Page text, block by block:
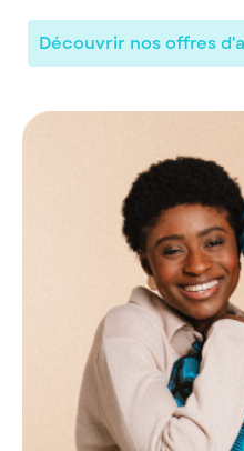
Découvrir nos offres